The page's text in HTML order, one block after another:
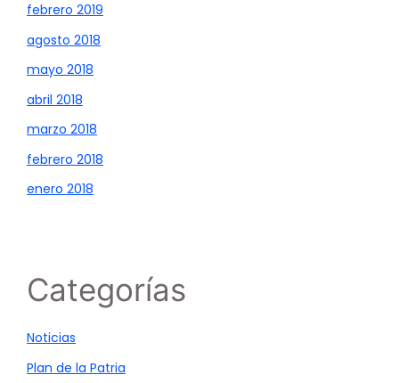
febrero 2019
agosto 2018
mayo 2018
abril 2018
marzo 2018
febrero 2018
enero 2018
Categorías
Noticias
Plan de la Patria